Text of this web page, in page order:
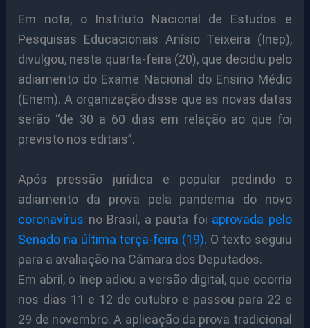
Em nota, o Instituto Nacional de Estudos e
Pesquisas Educacionais Anísio Teixeira (Inep),
divulgou, nesta quarta-feira (20), que decidiu pelo
adiamento do Exame Nacional do Ensino Médio
(Enem). A organização disse que as novas datas
serão “de 30 a 60 dias em relação ao que foi
previsto nos editais”.
Após pressão jurídica e popular pedindo o
adiamento da prova pela pandemia do novo
coronavírus no Brasil, a pauta foi aprovada pelo
Senado na última terça-feira (19). O texto seguiu
para a avaliação na Câmara dos Deputados.
Em abril, o Inep adiou a versão digital, que ocorria
nos dias 11 e 12 de outubro e passou para 22 e
29 de novembro. A aplicação da prova tradicional